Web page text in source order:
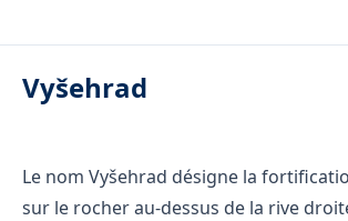
Vyšehrad
Le nom Vyšehrad désigne la
sur le rocher au-dessus de la rive